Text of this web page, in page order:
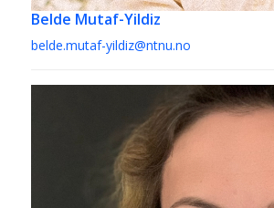
Belde Mutaf-Yildiz
belde.mutaf-yildiz@ntnu.no